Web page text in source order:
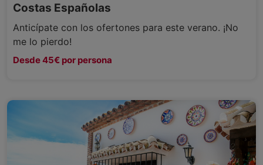
Costas Españolas
Anticípate con los ofertones para este verano. ¡No
me lo pierdo!
Desde 45€ por persona